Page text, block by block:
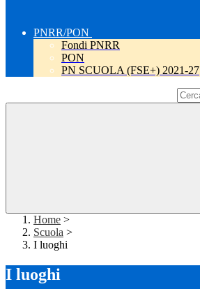
PNRR/PON
Fondi PNRR
PON
PN SCUOLA (FSE+) 2021-27
Home >
Scuola >
I luoghi
I luoghi